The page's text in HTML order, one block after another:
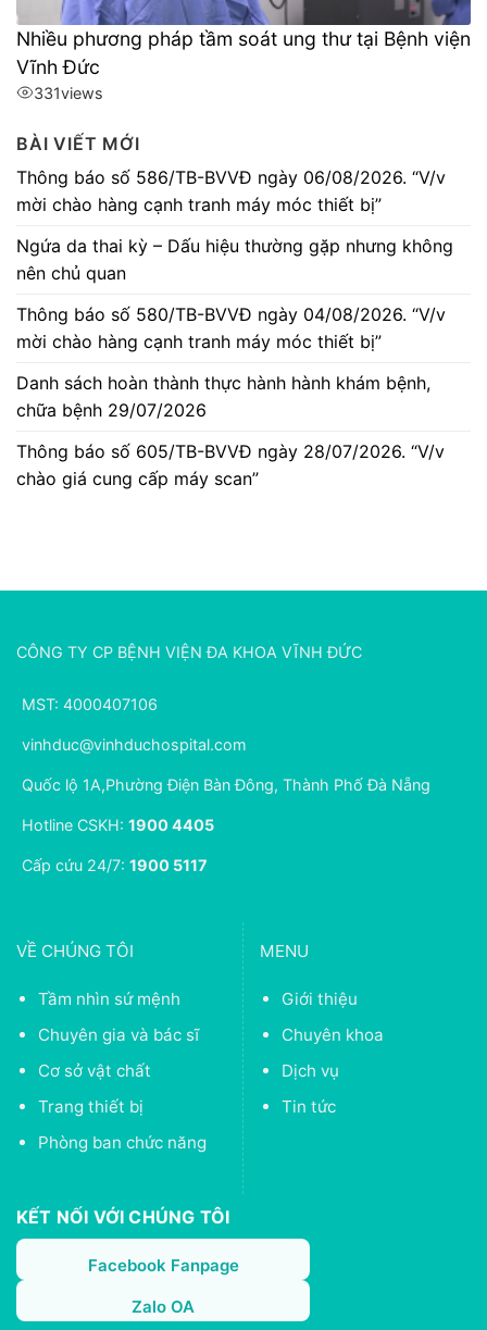
Nhiều phương pháp tầm soát ung thư tại Bệnh viện
Vĩnh Đức
331views
BÀI VIẾT MỚI
Thông báo số 586/TB-BVVĐ ngày 06/08/2026. “V/v
mời chào hàng cạnh tranh máy móc thiết bị”
Ngứa da thai kỳ – Dấu hiệu thường gặp nhưng không
nên chủ quan
Thông báo số 580/TB-BVVĐ ngày 04/08/2026. “V/v
mời chào hàng cạnh tranh máy móc thiết bị”
Danh sách hoàn thành thực hành hành khám bệnh,
chữa bệnh 29/07/2026
Thông báo số 605/TB-BVVĐ ngày 28/07/2026. “V/v
chào giá cung cấp máy scan”
CÔNG TY CP BỆNH VIỆN ĐA KHOA VĨNH ĐỨC
MST: 4000407106
vinhduc@vinhduchospital.com
Quốc lộ 1A,Phường Điện Bàn Đông, Thành Phố Đà Nẵng
Hotline CSKH: 1900 4405
Cấp cứu 24/7: 1900 5117
VỀ CHÚNG TÔI
Tầm nhìn sứ mệnh
Chuyên gia và bác sĩ
Cơ sở vật chất
Trang thiết bị
Phòng ban chức năng
MENU
Giới thiệu
Chuyên khoa
Dịch vụ
Tin tức
KẾT NỐI VỚI CHÚNG TÔI
Facebook Fanpage
Zalo OA